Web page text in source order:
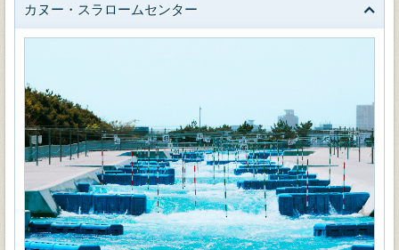
カヌー・スラロームセンター